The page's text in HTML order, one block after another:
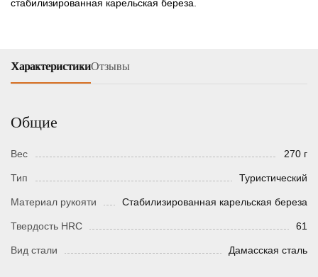
стабилизированная карельская береза.
ХарактеристикиОтзывы
Общие
Вес 270 г
Тип Туристический
Материал рукояти Стабилизированная карельская береза
Твердость HRC 61
Вид стали Дамасская сталь